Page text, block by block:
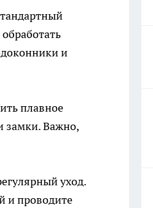
и
плавное
замки. Важно,
уход.
и проводите